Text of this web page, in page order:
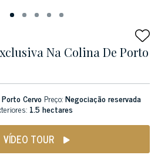
Na Colina De Porto
Cervo Preço:Negociação reservada
1.5 hectares
VÍDEO TOUR